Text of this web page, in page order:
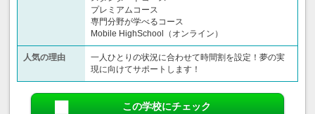
プレミアムコース
専門分野が学べるコース
Mobile HighSchool（オンライン）
人気の理由
一人ひとりの状況に合わせて時間割を設定！夢の実
現に向けてサポートします！
この学校にチェック